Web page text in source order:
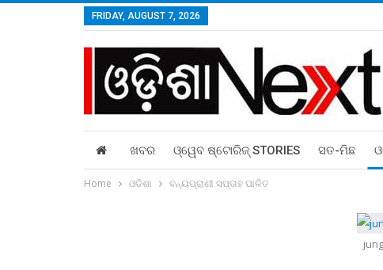
FRIDAY, AUGUST 7, 2026
ଖବର ଓ୍ୱେବ ଷ୍ଟୋରିଜ୍‌ STORIES ସତ-ମିଛ
Home ଓଡିଶା ବନ୍ୟପ୍ରାଣୀ ସପ୍ତାହ ପାଳିତ